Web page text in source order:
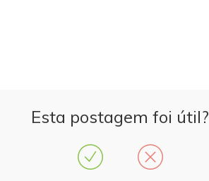
Esta postagem foi útil?